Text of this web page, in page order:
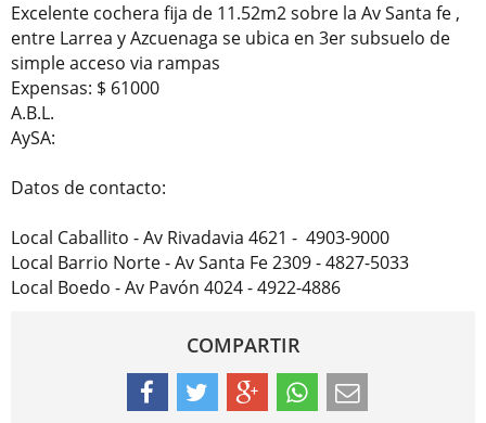
Excelente cochera fija de 11.52m2 sobre la Av Santa fe ,
entre Larrea y Azcuenaga se ubica en 3er subsuelo de
simple acceso via rampas
Expensas: $ 61000
A.B.L.
AySA:
Datos de contacto:
Local Caballito - Av Rivadavia 4621 -  4903-9000
Local Barrio Norte - Av Santa Fe 2309 - 4827-5033
Local Boedo - Av Pavón 4024 - 4922-4886
COMPARTIR